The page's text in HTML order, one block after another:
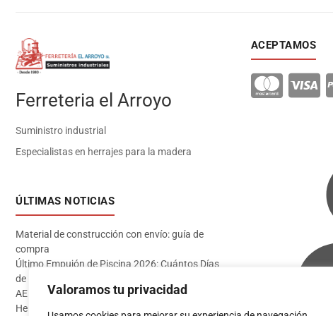
Valoramos tu privacidad
Ferreteria el Arroyo
Suministro industrial
Especialistas en herrajes para la madera
ÚLTIMAS NOTICIAS
Material de construcción con envío: guía de
compra
Último Empujón de Piscina 2026: Cuántos Días
de Baño te Quedan en Madrid Sur (Datos
AEMET)
Herramientas imprescindibles para instalar
ACEPTAMOS